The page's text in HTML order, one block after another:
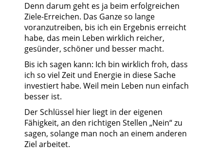
Denn darum geht es ja beim erfolgreichen
Ziele-Erreichen. Das Ganze so lange
voranzutreiben, bis ich ein Ergebnis erreicht
habe, das mein Leben wirklich reicher,
gesünder, schöner und besser macht.
Bis ich sagen kann: Ich bin wirklich froh, dass
ich so viel Zeit und Energie in diese Sache
investiert habe. Weil mein Leben nun einfach
besser ist.
Der Schlüssel hier liegt in der eigenen
Fähigkeit, an den richtigen Stellen „Nein“ zu
sagen, solange man noch an einem anderen
Ziel arbeitet.